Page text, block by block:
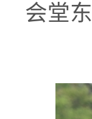
会堂